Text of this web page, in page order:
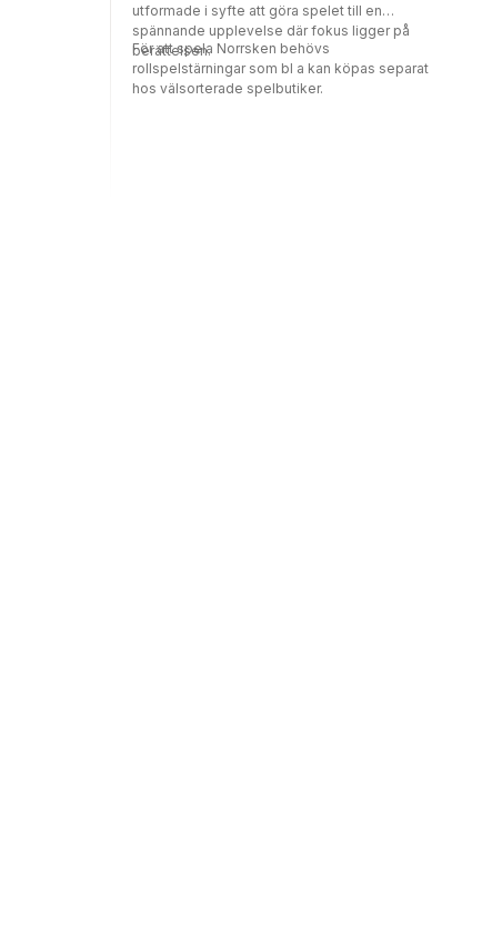
utformade i syfte att göra spelet till en
spännande upplevelse där fokus ligger på
berättelsen.
För att spela Norrsken behövs
rollspelstärningar som bl a kan köpas separat
hos välsorterade spelbutiker.